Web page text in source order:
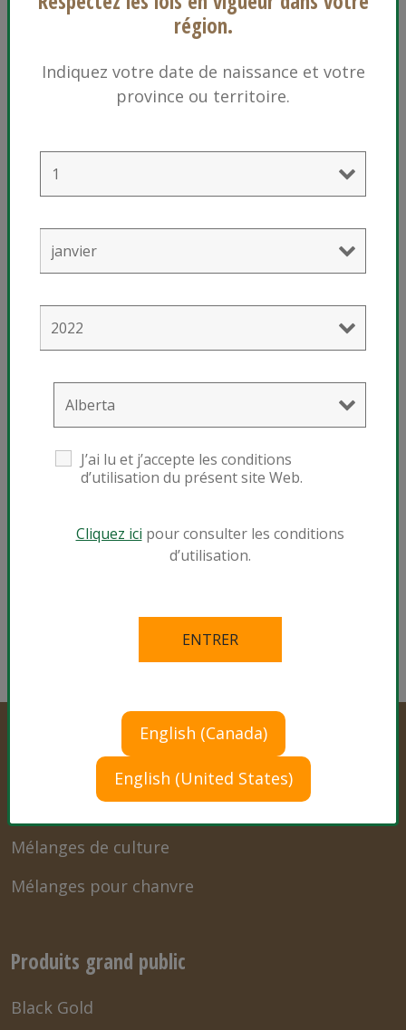
Vidéothèque
Vidéos de détail
Mix #4 avec mycorhizes
Mélange de culture professionnel Sunshine
Produits professionnels
Mélanges de culture
Mélanges pour chanvre
Produits grand public
Black Gold
région.
Indiquez votre date de naissance et votre
province ou territoire.
J’ai lu et j’accepte les conditions
d’utilisation du présent site Web.
Cliquez ici pour consulter les conditions
d’utilisation.
English (Canada)
English (United States)